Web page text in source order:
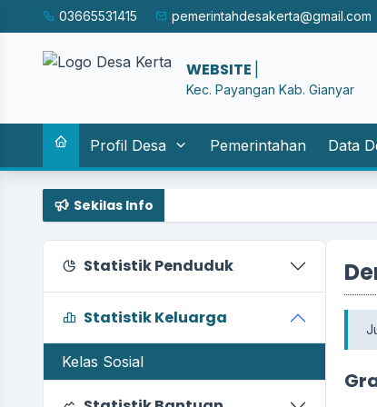
03665531415 pemerintahdesakerta@gmail.com
|
Kec. Payangan Kab. Gianyar
Profil Desa Pemerintahan Data
Sekilas Info
Statistik Penduduk
Statistik Keluarga
Kelas Sosial